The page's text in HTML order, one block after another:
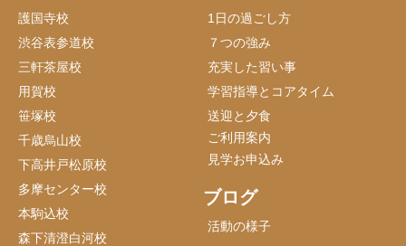
護国寺校
渋谷表参道校
三軒茶屋校
用賀校
笹塚校
千歳烏山校
下高井戸松原校
多摩センター校
本駒込校
森下清澄白河校
1日の過ごし方
７つの強み
充実した習い事
学習指導とコアタイム
送迎と夕食
ご利用案内
見学お申込み
ブログ
活動の様子